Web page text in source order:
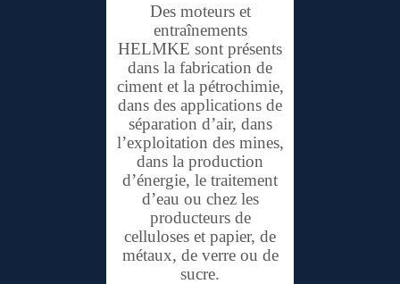
Des moteurs et
entraînements
HELMKE sont présents
dans la fabrication de
ciment et la pétrochimie,
dans des applications de
séparation d’air, dans
l’exploitation des mines,
dans la production
d’énergie, le traitement
d’eau ou chez les
producteurs de
celluloses et papier, de
métaux, de verre ou de
sucre.